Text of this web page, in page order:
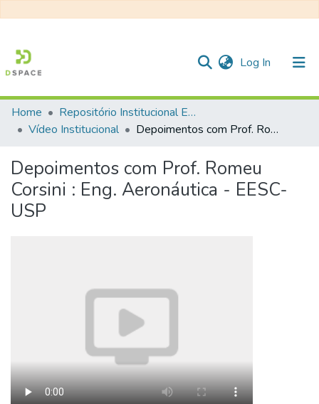
Log In (current)
Communities & Collections
Statistics
Home
Repositório Institucional EESC
Vídeo Institucional
Depoimentos com Prof. Romeu Corsini : Eng. Aeronáutica - EESC-USP
Depoimentos com Prof. Romeu
Corsini : Eng. Aeronáutica - EESC-
USP